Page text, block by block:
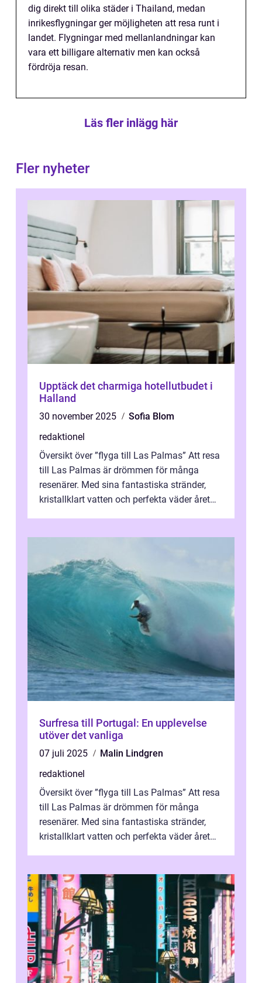
dig direkt till olika städer i Thailand, medan
inrikesflygningar ger möjligheten att resa runt i
landet. Flygningar med mellanlandningar kan
vara ett billigare alternativ men kan också
fördröja resan.
Läs fler inlägg här
Fler nyheter
Upptäck det charmiga hotellutbudet i
Halland
30 november 2025
Sofia Blom
redaktionel
Översikt över ”flyga till Las Palmas” Att resa
till Las Palmas är drömmen för många
resenärer. Med sina fantastiska stränder,
kristallklart vatten och perfekta väder året
Surfresa till Portugal: En upplevelse
utöver det vanliga
07 juli 2025
Malin Lindgren
redaktionel
Översikt över ”flyga till Las Palmas” Att resa
till Las Palmas är drömmen för många
resenärer. Med sina fantastiska stränder,
kristallklart vatten och perfekta väder året